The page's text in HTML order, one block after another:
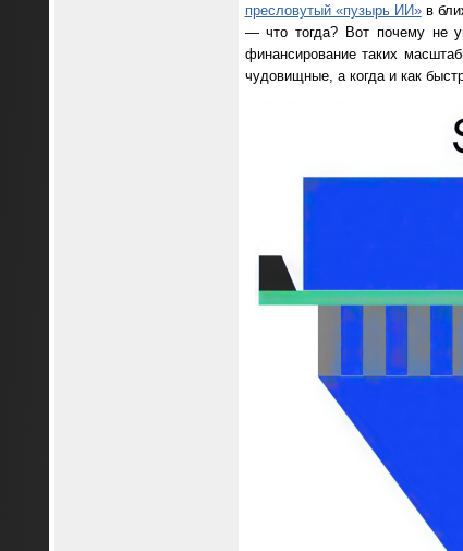
пресловутый «пузырь ИИ»в
— что тогда? Вот почему не
финансирование таких
чудовищные, а когда и как